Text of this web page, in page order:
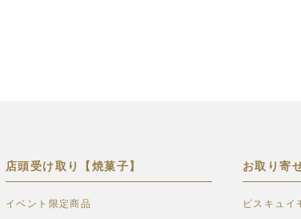
店頭受け取り【焼菓子】
イベント限定商品
お取り寄
ビスキュイ